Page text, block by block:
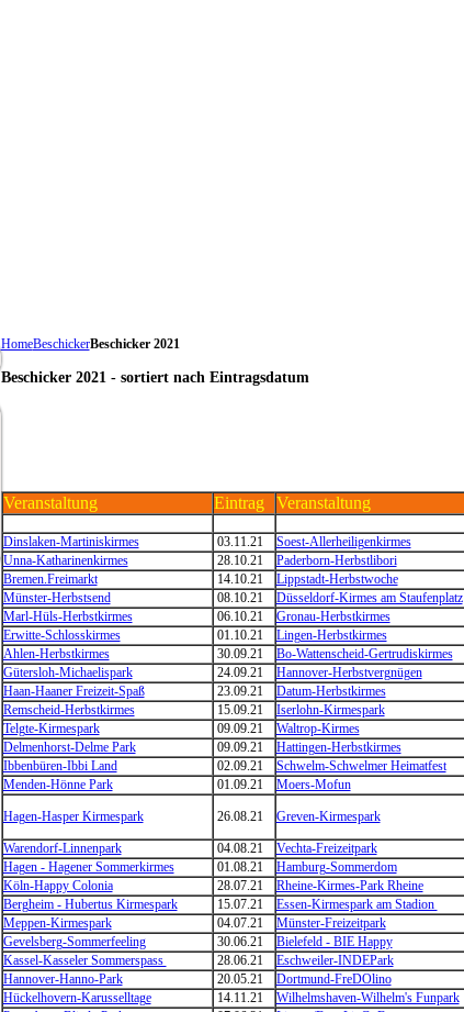
HomeBeschickerBeschicker 2021
Beschicker 2021 - sortiert nach Eintragsdatum
Veranstaltung Eintrag Veranstaltung
Dinslaken-Martiniskirmes 03.11.21 Soest-Allerheiligenkirmes
Unna-Katharinenkirmes
28.10.21 Paderborn-Herbstlibori
Bremen.Freimarkt
14.10.21 Lippstadt-Herbstwoche
Münster-Herbstsend
08.10.21 Düsseldorf-Kirmes am Staufenplatz
Marl-Hüls-Herbstkirmes
06.10.21 Gronau-Herbstkirmes
Erwitte-Schlosskirmes
01.10.21 Lingen-Herbstkirmes
Ahlen-Herbstkirmes
30.09.21 Bo-Wattenscheid-Gertrudiskirmes
Gütersloh-Michaelispark
24.09.21 Hannover-Herbstvergnügen
Haan-Haaner Freizeit-Spaß
23.09.21 Datum-Herbstkirmes
Remscheid-Herbstkirmes
15.09.21 Iserlohn-Kirmespark
Telgte-Kirmespark
09.09.21 Waltrop-Kirmes
Delmenhorst-Delme Park
09.09.21 Hattingen-Herbstkirmes
Ibbenbüren-Ibbi Land
02.09.21 Schwelm-Schwelmer Heimatfest
Menden-Hönne Park
01.09.21 Moers-Mofun
Hagen-Hasper Kirmespark 26.08.21 Greven-Kirmespark
Warendorf-Linnenpark 04.08.21 Vechta-Freizeitpark
Hagen - Hagener Sommerkirmes
01.08.21 Hamburg-Sommerdom
Köln-Happy Colonia
28.07.21 Rheine-Kirmes-Park Rheine
Bergheim - Hubertus Kirmespark
15.07.21 Essen-Kirmespark am Stadion
Meppen-Kirmespark
04.07.21 Münster-Freizeitpark
Gevelsberg-Sommerfeeling
30.06.21 Bielefeld - BIE Happy
Kassel-Kasseler Sommerspass
28.06.21 Eschweiler-INDEPark
Hannover-Hanno-Park
20.05.21 Dortmund-FreDOlino
Hückelhovern-Karusselltage
14.11.21 Wilhelmshaven-Wilhelm's Funpark